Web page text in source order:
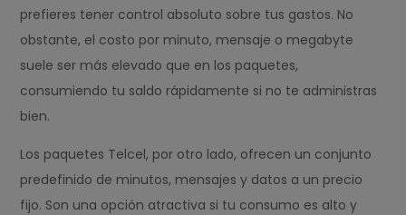
prefieres tener control absoluto sobre tus gastos. No
obstante, el costo por minuto, mensaje o megabyte
suele ser más elevado que en los paquetes,
consumiendo tu saldo rápidamente si no te administras
bien.
Los paquetes Telcel, por otro lado, ofrecen un conjunto
predefinido de minutos, mensajes y datos a un precio
fijo. Son una opción atractiva si tu consumo es alto y